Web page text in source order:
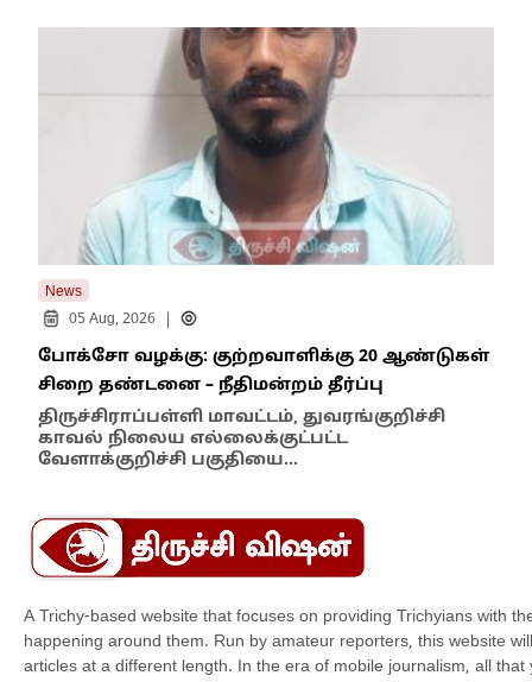
News
05 Aug, 2026
போக்சோ வழக்கு: குற்றவாளிக்கு 20 ஆண்டுகள்
சிறை தண்டனை – நீதிமன்றம் தீர்ப்பு
திருச்சிராப்பள்ளி மாவட்டம், துவரங்குறிச்சி
காவல் நிலைய எல்லைக்குட்பட்ட
வேளாக்குறிச்சி பகுதியை…
A Trichy-based website that focuses on providing Trichyians with
happening around them. Run by amateur reporters, this website
articles at a different length. In the era of mobile journalism, all that